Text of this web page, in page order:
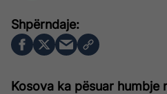
Kosova ka pësuar humbje